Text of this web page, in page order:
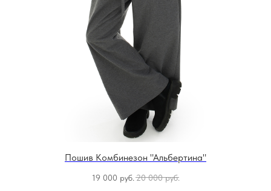
Пошив Комбинезон "Альбертина"
19 000 руб. 20 000 руб.